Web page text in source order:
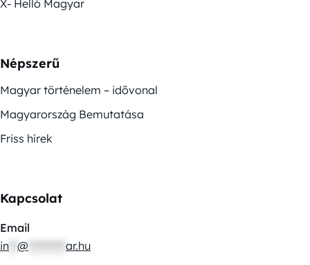
X- Helló Magyar
Népszerű
Magyar történelem – idővonal
Magyarország Bemutatása
Friss hírek
Kapcsolat
Email
in @ ar.hu